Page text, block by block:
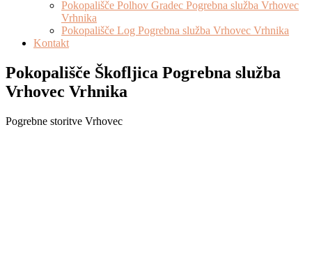
Pokopališče Polhov Gradec Pogrebna služba Vrhovec
Vrhnika
Pokopališče Log Pogrebna služba Vrhovec Vrhnika
Kontakt
Pokopališče Škofljica Pogrebna služba
Vrhovec Vrhnika
Pogrebne storitve Vrhovec